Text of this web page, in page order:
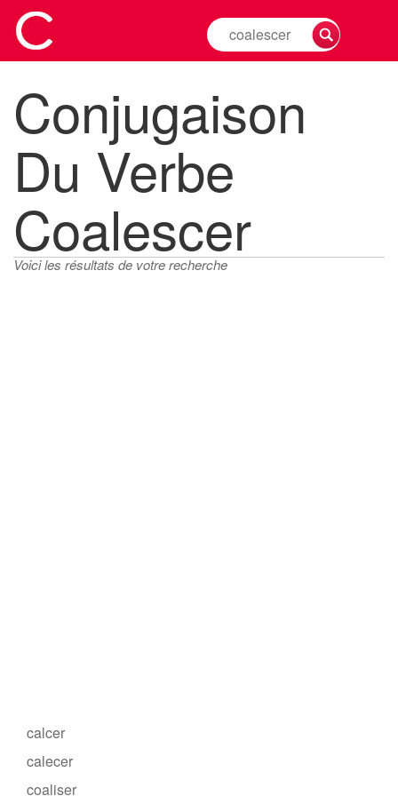
Rechercher
la
d'un
verbe
Conjugaison
Du Verbe
Coalescer
Voici les résultats de votre recherche
calcer
calecer
coaliser